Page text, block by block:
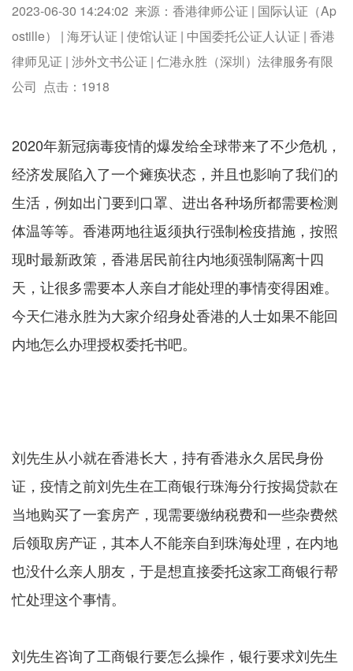
2023-06-30 14:24:02 来源：香港律师公证 | 国际认证（Ap
ostille） | 海牙认证 | 使馆认证 | 中国委托公证人认证 | 香港
律师见证 | 涉外文书公证 | 仁港永胜（深圳）法律服务有限
公司 点击： 1918
2020年新冠病毒疫情的爆发给全球带来了不少危机，
经济发展陷入了一个瘫痪状态，并且也影响了我们的
生活，例如出门要到口罩、进出各种场所都需要检测
体温等等。香港两地往返须执行强制检疫措施，按照
现时最新政策，香港居民前往内地须强制隔离十四
天，让很多需要本人亲自才能处理的事情变得困难。
今天仁港永胜为大家介绍身处香港的人士如果不能回
内地怎么办理授权委托书吧。
刘先生从小就在香港长大，持有香港永久居民身份
证，疫情之前刘先生在工商银行珠海分行按揭贷款在
当地购买了一套房产，现需要缴纳税费和一些杂费然
后领取房产证，其本人不能亲自到珠海处理，在内地
也没什么亲人朋友，于是想直接委托这家工商银行帮
忙处理这个事情。
刘先生咨询了工商银行要怎么操作，银行要求刘先生